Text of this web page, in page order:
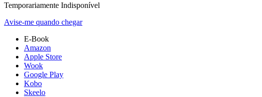
Temporariamente Indisponível
Avise-me quando chegar
E-Book
Amazon
Apple Store
Wook
Google Play
Kobo
Skeelo